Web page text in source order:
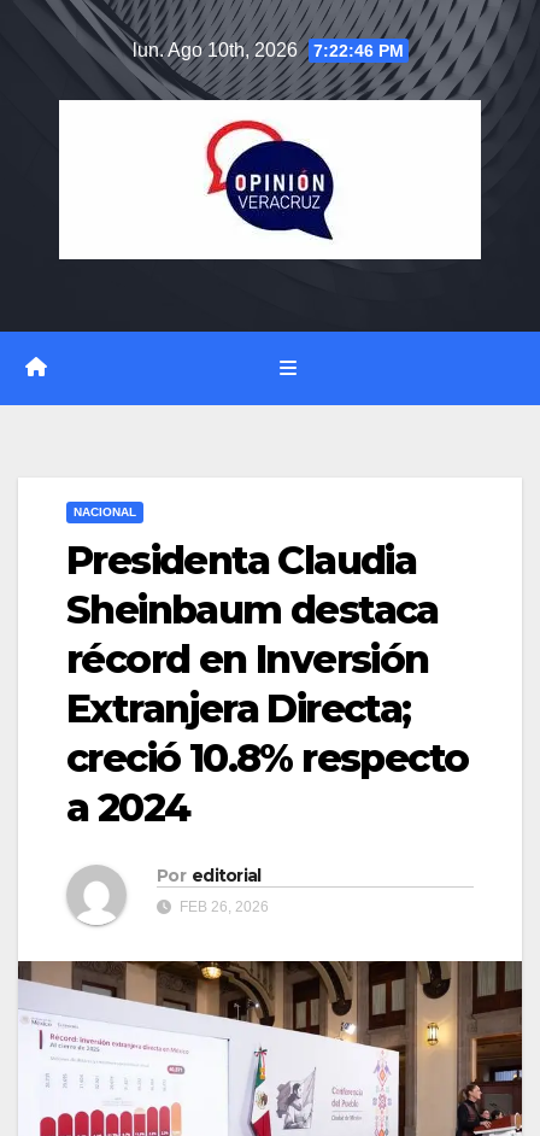
lun. Ago 10th, 2026 7:22:46 PM
NACIONAL
Presidenta Claudia
Sheinbaum destaca
récord en Inversión
Extranjera Directa;
creció 10.8% respecto
a 2024
Por editorial
FEB 26, 2026